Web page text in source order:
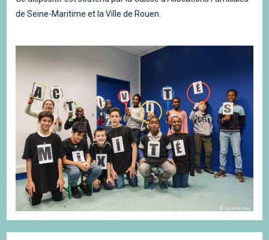
de Seine-Maritime et la Ville de Rouen.